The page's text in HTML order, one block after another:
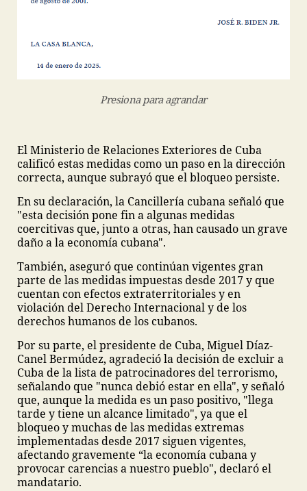
Presiona para agrandar
El Ministerio de Relaciones Exteriores de Cuba
calificó estas medidas como un paso en la dirección
correcta, aunque subrayó que el bloqueo persiste.
En su declaración, la Cancillería cubana señaló que
"esta decisión pone fin a algunas medidas
coercitivas que, junto a otras, han causado un grave
daño a la economía cubana".
También, aseguró que continúan vigentes gran
parte de las medidas impuestas desde 2017 y que
cuentan con efectos extraterritoriales y en
violación del Derecho Internacional y de los
derechos humanos de los cubanos.
Por su parte, el presidente de Cuba, Miguel Díaz-
Canel Bermúdez, agradeció la decisión de excluir a
Cuba de la lista de patrocinadores del terrorismo,
señalando que "nunca debió estar en ella", y señaló
que, aunque la medida es un paso positivo, "llega
tarde y tiene un alcance limitado", ya que el
bloqueo y muchas de las medidas extremas
implementadas desde 2017 siguen vigentes,
afectando gravemente “la economía cubana y
provocar carencias a nuestro pueblo", declaró el
mandatario.